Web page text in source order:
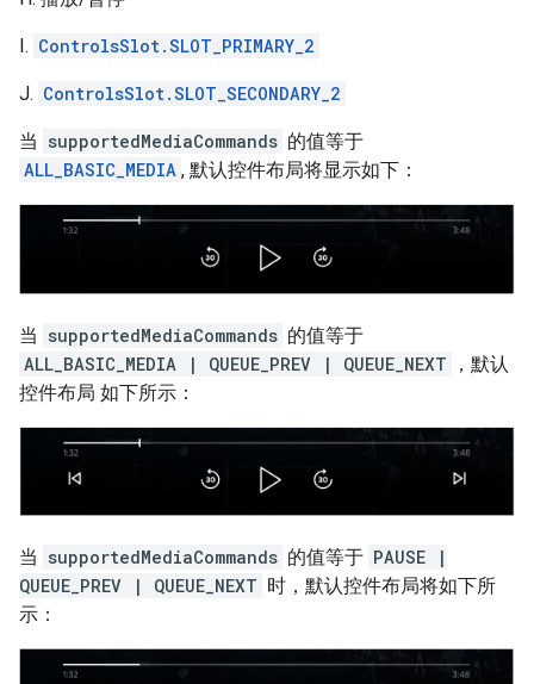
I. ControlsSlot.SLOT_PRIMARY_2
J. ControlsSlot.SLOT_SECONDARY_2
当 supportedMediaCommands 的值等于
ALL_BASIC_MEDIA , 默认控件布局将显示如下：
当 supportedMediaCommands 的值等于
ALL_BASIC_MEDIA | QUEUE_PREV | QUEUE_NEXT
，默认
控件布局 如下所示：
当 supportedMediaCommands 的值等于 PAUSE |
QUEUE_PREV | QUEUE_NEXT 时，默认控件布局将如下所
示：